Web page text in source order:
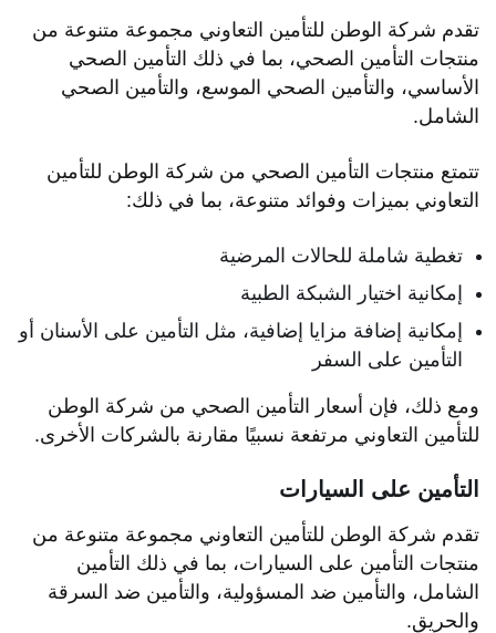
تقدم شركة الوطن للتأمين التعاوني مجموعة متنوعة من
منتجات التأمين الصحي، بما في ذلك التأمين الصحي
الأساسي، والتأمين الصحي الموسع، والتأمين الصحي
الشامل.
تتمتع منتجات التأمين الصحي من شركة الوطن للتأمين
التعاوني بميزات وفوائد متنوعة، بما في ذلك:
تغطية شاملة للحالات المرضية
إمكانية اختيار الشبكة الطبية
إمكانية إضافة مزايا إضافية، مثل التأمين على الأسنان أو
التأمين على السفر
ومع ذلك، فإن أسعار التأمين الصحي من شركة الوطن
للتأمين التعاوني مرتفعة نسبيًا مقارنة بالشركات الأخرى.
التأمين على السيارات
تقدم شركة الوطن للتأمين التعاوني مجموعة متنوعة من
منتجات التأمين على السيارات، بما في ذلك التأمين
الشامل، والتأمين ضد المسؤولية، والتأمين ضد السرقة
والحريق.